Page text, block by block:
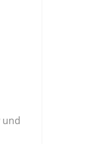
und